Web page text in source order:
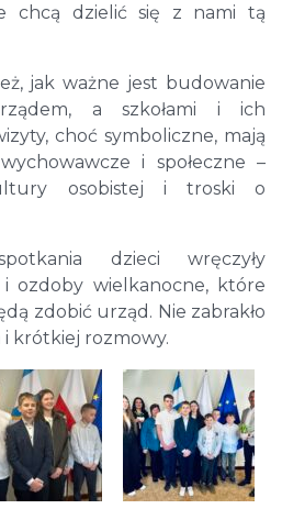
chcą dzielić się z nami tą
jak ważne jest budowanie
a szkołami i ich
choć symboliczne, mają
i społeczne –
osobistej i troski o
dzieci wręczyły
ozdoby wielkanocne, które
zdobić urząd. Nie zabrakło
krótkiej rozmowy.